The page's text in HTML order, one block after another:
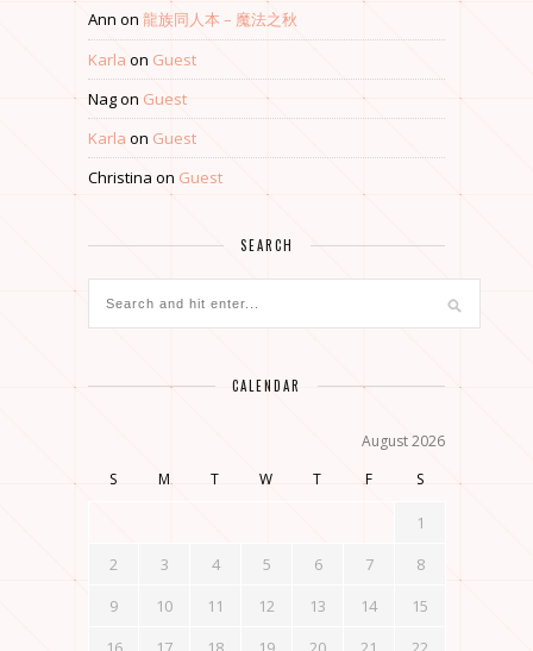
Ann on 龍族同人本 – 魔法之秋
Karla on Guest
Nagon Guest
Karla on Guest
Christina on Guest
SEARCH
CALENDAR
August 2026
S
M T W T F S
1
2
3 4 5 6 7
8
9
10 11 12 13 14
15